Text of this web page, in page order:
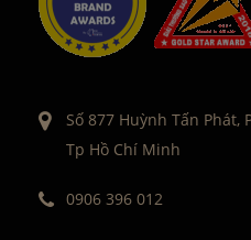
Số 877 Huỳnh Tấn Phát,
Tp Hồ Chí Minh
0906 396 012